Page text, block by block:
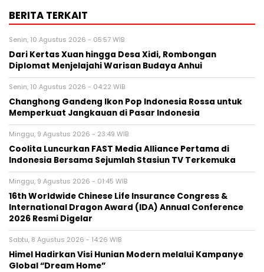
BERITA TERKAIT
Senin, 10 Agustus 2026 - 05:57 WIB
Dari Kertas Xuan hingga Desa Xidi, Rombongan
Diplomat Menjelajahi Warisan Budaya Anhui
Senin, 10 Agustus 2026 - 04:22 WIB
Changhong Gandeng Ikon Pop Indonesia Rossa untuk
Memperkuat Jangkauan di Pasar Indonesia
Minggu, 9 Agustus 2026 - 23:49 WIB
Coolita Luncurkan FAST Media Alliance Pertama di
Indonesia Bersama Sejumlah Stasiun TV Terkemuka
Minggu, 9 Agustus 2026 - 01:45 WIB
16th Worldwide Chinese Life Insurance Congress &
International Dragon Award (IDA) Annual Conference
2026 Resmi Digelar
Sabtu, 8 Agustus 2026 - 14:26 WIB
Himel Hadirkan Visi Hunian Modern melalui Kampanye
Global “Dream Home”